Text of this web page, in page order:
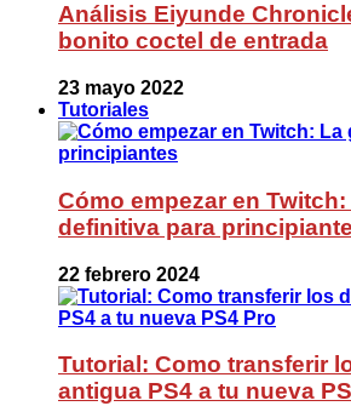
Análisis Eiyunde
bonito coctel de entrada
23 mayo 2022
Tutoriales
Cómo empezar en
definitiva para
22 febrero 2024
Tutorial: Como transferir
antigua PS4 a tu nueva